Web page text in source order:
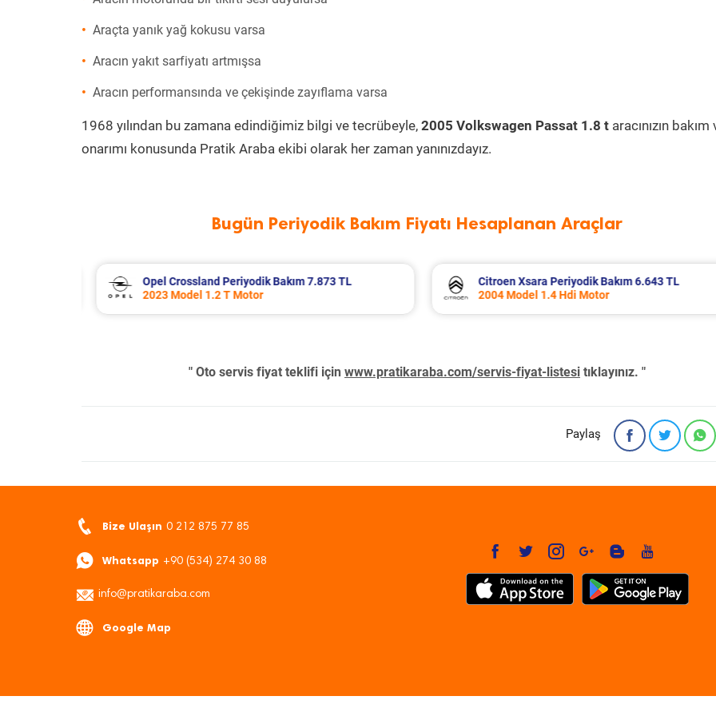
Araçta yanık yağ kokusu varsa
Aracın yakıt sarfiyatı artmışsa
Aracın performansında ve çekişinde zayıflama varsa
1968 yılından bu zamana edindiğimiz bilgi ve tecrübeyle, 2005 Volkswagen Passat 1.8 t aracınızın bakım
onarımı konusunda Pratik Araba ekibi olarak her zaman yanınızdayız.
Bugün Periyodik Bakım Fiyatı Hesaplanan Araçlar
Citroen Xsara Periyodik Bakım 6.643 TL
2004 Model 1.4 Hdi Motor
Dacia Duster Periyodik Bakım 7.799 TL
2012 Model 1.5 Dci Motor
" Oto servis fiyat teklifi için www.pratikaraba.com/servis-fiyat-listesi tıklayınız. "
Paylaş
Bize Ulaşın 0 212 875 77 85
Whatsapp +90 (534) 274 30 88
info@pratikaraba.com
Google Map